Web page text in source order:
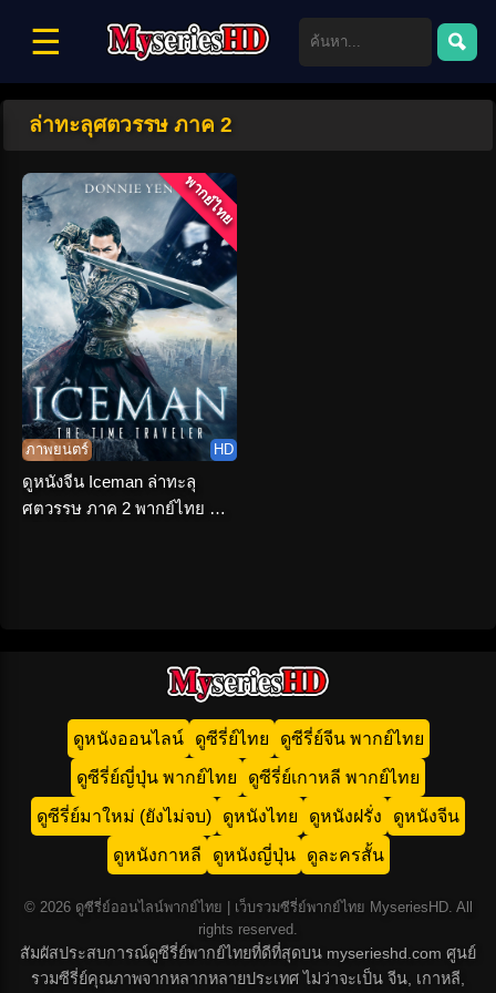
☰
ล่าทะลุศตวรรษ ภาค 2
ภาพยนตร์ HD
พากย์ไทย
ดูหนังจีน Iceman ล่าทะลุ
ศตวรรษ ภาค 2 พากย์ไทย HD
ดูหนังออนไลน์ ดูซีรี่ย์ไทย ดูซีรี่ย์จีน พากย์ไทย
ดูซีรี่ย์ญี่ปุ่น พากย์ไทย ดูซีรี่ย์เกาหลี พากย์ไทย
ดูซีรี่ย์มาใหม่ (ยังไม่จบ) ดูหนังไทย ดูหนังฝรั่ง ดูหนังจีน
ดูหนังกาหลี ดูหนังญี่ปุ่น ดูละครสั้น
© 2026 ดูซีรี่ย์ออนไลน์พากย์ไทย | เว็บรวมซีรี่ย์พากย์ไทย MyseriesHD. All
rights reserved.
สัมผัสประสบการณ์ดูซีรี่ย์พากย์ไทยที่ดีที่สุดบน myserieshd.com ศูนย์
รวมซีรี่ย์คุณภาพจากหลากหลายประเทศ ไม่ว่าจะเป็น จีน, เกาหลี,